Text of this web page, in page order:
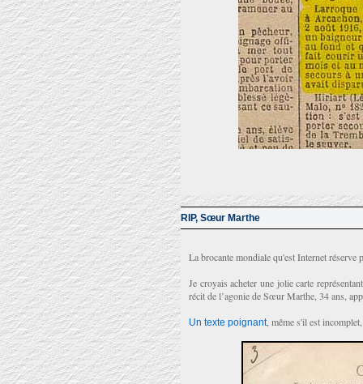
RIP, Sœur Marthe
La brocante mondiale qu'est Internet réserve
Je croyais acheter une jolie carte
récit de l’agonie de Sœur Marthe, 34 ans,
Un texte poignant, même s'il est